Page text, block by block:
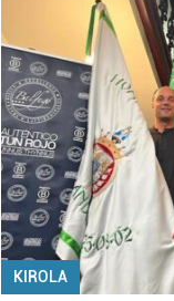
KIROLA